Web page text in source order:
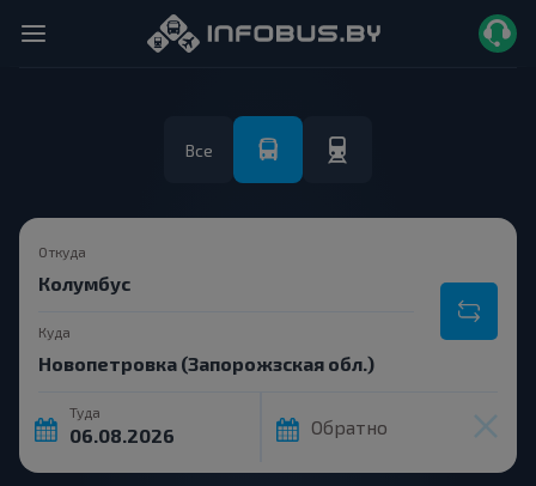
Все
Откуда
Куда
Туда
Обратно